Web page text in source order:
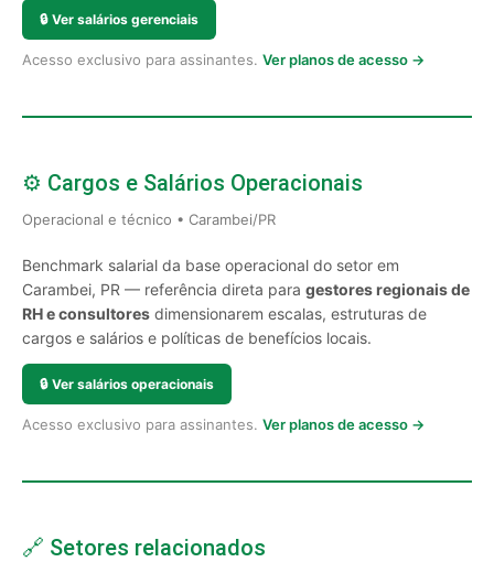
🔒 Ver salários gerenciais
Acesso exclusivo para assinantes. Ver planos de acesso →
⚙️ Cargos e Salários Operacionais
Operacional e técnico • Carambei/PR
Benchmark salarial da base operacional do setor em
Carambei, PR — referência direta para gestores regionais de
RH e consultores dimensionarem escalas, estruturas de
cargos e salários e políticas de benefícios locais.
🔒 Ver salários operacionais
Acesso exclusivo para assinantes. Ver planos de acesso →
🔗 Setores relacionados